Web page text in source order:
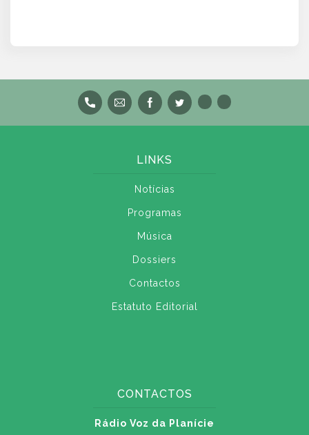
LINKS
Notícias
Programas
Música
Dossiers
Contactos
Estatuto Editorial
CONTACTOS
Rádio Voz da Planície